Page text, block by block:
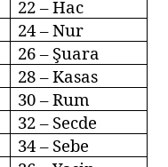
22 – Hac
24 – Nur
26 – Şuara
28 –Kasas
30 – Rum
32 – Secde
34 – Sebe